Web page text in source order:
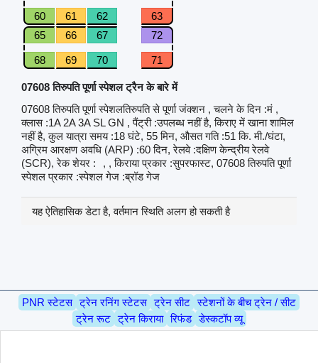
60 61 62
63
65
66 67 72
68 69 70 71
07608 तिरुपति पूर्णा स्पेशल ट्रैन के बारे में
07608 तिरुपति पूर्णा स्पेशलतिरुपति से पूर्णा जंक्शन , चलने के दिन :मं ,
क्लास :1A 2A 3A SL GN , पैंट्री :उपलब्ध नहीं है, किराए में खाना शामिल
नहीं है, कुल यात्रा समय :18 घंटे, 55 मिन, औसत गति :51 कि. मी./घंटा,
अग्रिम आरक्षण अवधि (ARP) :60 दिन, रेलवे :दक्षिण केन्द्रीय रेलवे
(SCR), रेक शेयर :
, , किराया प्रकार :सुपरफास्ट, 07608 तिरुपति पूर्णा
स्पेशल प्रकार :स्पेशल गेज :ब्रॉड गेज
यह ऐतिहासिक डेटा है, वर्तमान स्थिति अलग हो सकती है
PNR स्टेटस ट्रेन रनिंग स्टेटस ट्रेन सीट स्टेशनों के बीच ट्रेन / सीट
ट्रेन रूट ट्रेन किराया रिफंड डेस्कटॉप व्यू